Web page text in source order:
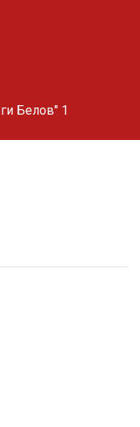
Белов" 1